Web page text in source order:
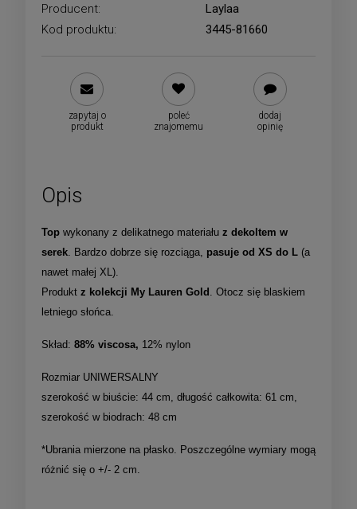
Producent:
Laylaa
Kod produktu:
3445-81660
zapytaj o
produkt
poleć
znajomemu
dodaj
opinię
Opis
Top wykonany z delikatnego materiału z dekoltem w
serek . Bardzo dobrze się rozciąga, pasuje od XS do L (a
nawet małej XL).
Produkt z kolekcji My Lauren Gold
. Otocz się blaskiem
letniego słońca.
Skład: 88% viscosa, 12% nylon
Rozmiar UNIWERSALNY
szerokość w biuście: 44 cm, długość całkowita: 61 cm,
szerokość w biodrach: 48 cm
*Ubrania mierzone na płasko. Poszczególne wymiary mogą
różnić się o +/- 2 cm.